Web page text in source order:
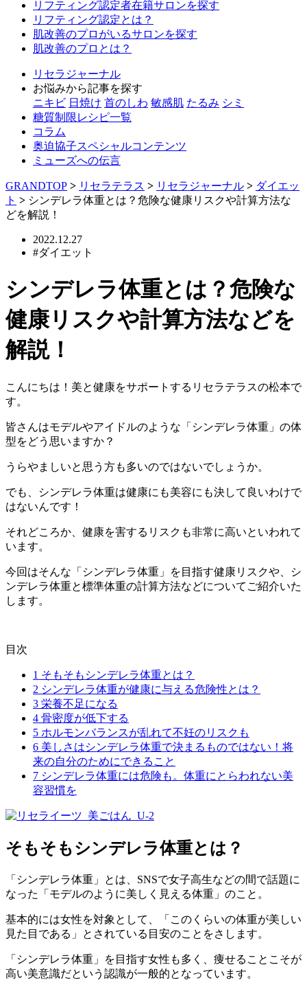
リフティング認定者在籍サロンを探す
リフティング認定とは？
肌改善のプロがいるサロンを探す
肌改善のプロとは？
リセラジャーナル
お悩みから記事を探す
ニキビ 日焼け 首のしわ 敏感肌 たるみ シミ
糖質制限レシピ一覧
コラム
奥迫協子スペシャルコンテンツ
ミューズへの伝言
GRANDTOP > リセラテラス > リセラジャーナル > ダイエッ
ト > シンデレラ体重とは？危険な健康リスクや計算方法な
どを解説！
2022.12.27
#ダイエット
シンデレラ体重とは？危険な
健康リスクや計算方法などを
解説！
こんにちは！美と健康をサポートするリセラテラスの松本で
す。
皆さんはモデルやアイドルのような「 シンデレラ体重 」の体
型をどう思いますか？
うらやましいと思う方も多いのではないでしょうか。
でも、シンデレラ体重は健康にも美容にも決して良いわけで
はないんです！
それどころか、 健康を害するリスク も非常に高いといわれて
います。
今回はそんな「シンデレラ体重」を目指す健康リスクや、シ
ンデレラ体重と標準体重の計算方法などについてご紹介いた
します。
目次
1 そもそもシンデレラ体重とは？
2 シンデレラ体重が健康に与える危険性とは？
3 栄養不足になる
4 骨密度が低下する
5 ホルモンバランスが乱れて不妊のリスクも
6 美しさはシンデレラ体重で決まるものではない！将
来の自分のためにできること
7 シンデレラ体重には危険も。体重にとらわれない美
容習慣を
そもそもシンデレラ体重とは？
「シンデレラ体重」とは、SNSで女子高生などの間で話題に
なった「 モデルのように美しく見える体重 」のこと。
基本的には女性を対象として、「このくらいの体重が美しい
見た目である」とされている目安のことをさします。
「シンデレラ体重」を目指す女性も多く、 痩せることこそが
高い美意識だという認識が一般的となっています。